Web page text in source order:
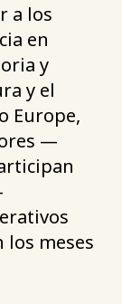
a los
en
y
y el
Europe,
—
los meses